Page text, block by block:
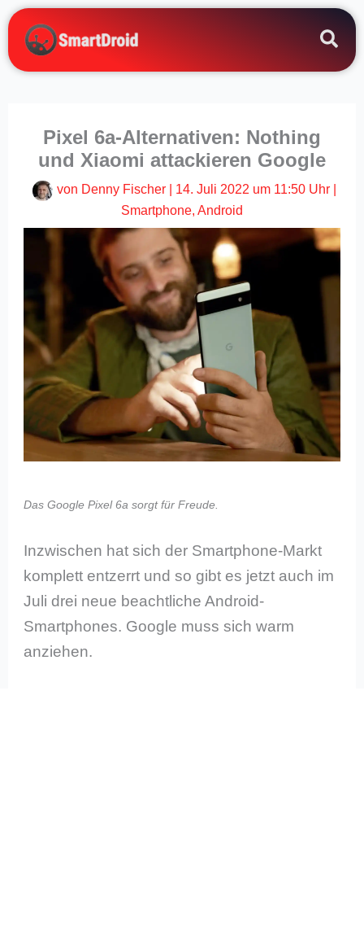
Zum
Inhalt
springen
Pixel 6a-Alternativen: Nothing
und Xiaomi attackieren Google
von Denny Fischer 14. Juli 2022 um 11:50 Uhr|
Smartphone, Android
Das Google Pixel 6a sorgt für Freude.
Inzwischen hat sich der Smartphone-Markt
komplett entzerrt und so gibt es jetzt auch im
Juli drei neue beachtliche Android-
Smartphones. Google muss sich warm
anziehen.